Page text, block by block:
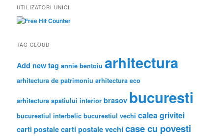
r
c
h
UTILIZATORI UNICI
TAG CLOUD
Add new tag annie bentoiu arhitectura
arhitectura de patrimoniu arhitectura eco
arhitectura spatiului interior brasov bucuresti
bucurestiul interbelic bucurestiul vechi calea grivitei
carti postale carti postale vechi case cu povesti